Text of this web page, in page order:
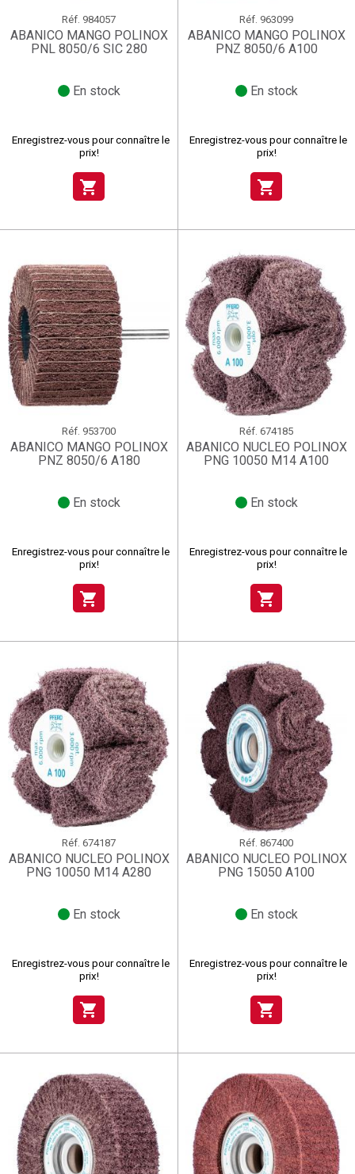
Réf. 984057
ABANICO MANGO POLINOX
PNL 8050/6 SIC 280
En stock
Enregistrez-vous pour connaître le
prix!
shopping_cart
Réf. 963099
ABANICO MANGO POLINOX
PNZ 8050/6 A100
En stock
Enregistrez-vous pour connaître le
prix!
shopping_cart
Réf. 953700
ABANICO MANGO POLINOX
PNZ 8050/6 A180
En stock
Enregistrez-vous pour connaître le
prix!
shopping_cart
Réf. 674185
ABANICO NUCLEO POLINOX
PNG 10050 M14 A100
En stock
Enregistrez-vous pour connaître le
prix!
shopping_cart
Réf. 674187
ABANICO NUCLEO POLINOX
PNG 10050 M14 A280
En stock
Enregistrez-vous pour connaître le
prix!
shopping_cart
Réf. 867400
ABANICO NUCLEO POLINOX
PNG 15050 A100
En stock
Enregistrez-vous pour connaître le
prix!
shopping_cart